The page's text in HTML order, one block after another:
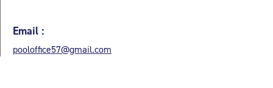
Email :
pooloffice57@gmail.com